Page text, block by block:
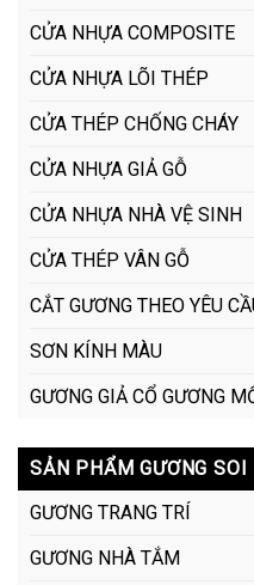
CỬA NHỰA COMPOSITE
CỬA NHỰA LÕI THÉP
CỬA THÉP CHỐNG CHÁY
CỬA NHỰA GIẢ GỖ
CỬA NHỰA NHÀ VỆ SINH
CỬA THÉP VÂN GỖ
CẮT GƯƠNG THEO YÊU
SƠN KÍNH MÀU
GƯƠNG GIẢ CỔ GƯƠNG
SẢN PHẨM GƯƠNG SOI
GƯƠNG TRANG TRÍ
GƯƠNG NHÀ TẮM